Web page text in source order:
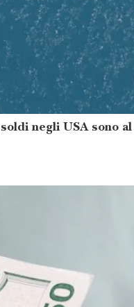
negli USA sono